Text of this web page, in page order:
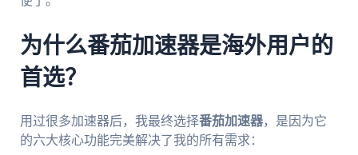
为什么番茄加速器是海外用户的
首选？
用过很多加速器后，我最终选择番茄加速器，是因为它
的六大核心功能完美解决了我的所有需求：